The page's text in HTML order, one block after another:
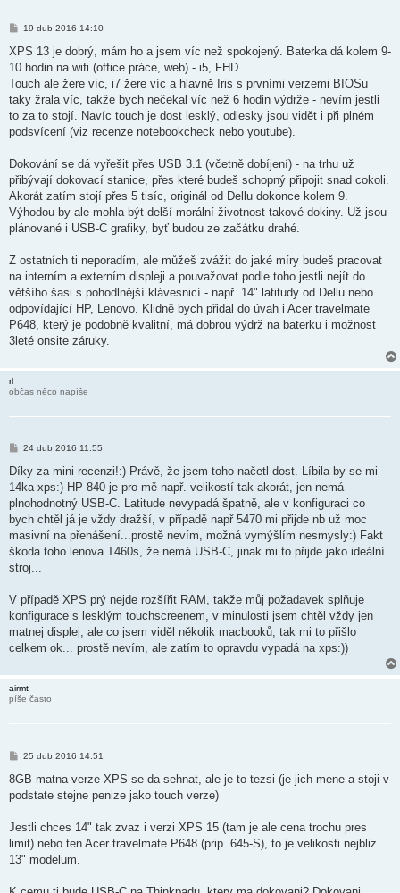
P
í
p
ě
e
k
19 dub 2016 14:10
XPS 13 je dobrý, mám ho a jsem víc než spokojený. Baterka dá kolem 9-
10 hodin na wifi (office práce, web) - i5, FHD.
Touch ale žere víc, i7 žere víc a hlavně Iris s prvními verzemi BIOSu
taky žrala víc, takže bych nečekal víc než 6 hodin výdrže - nevím jestli
to za to stojí. Navíc touch je dost lesklý, odlesky jsou vidět i při plném
podsvícení (viz recenze notebookcheck nebo youtube).
Dokování se dá vyřešit přes USB 3.1 (včetně dobíjení) - na trhu už
přibývají dokovací stanice, přes které budeš schopný připojit snad cokoli.
Akorát zatím stojí přes 5 tisíc, originál od Dellu dokonce kolem 9.
Výhodou by ale mohla být delší morální životnost takové dokiny. Už jsou
plánované i USB-C grafiky, byť budou ze začátku drahé.
Z ostatních ti neporadím, ale můžeš zvážit do jaké míry budeš pracovat
na interním a externím displeji a pouvažovat podle toho jestli nejít do
většího šasi s pohodlnější klávesnicí - např. 14" latitudy od Dellu nebo
odpovídající HP, Lenovo. Klidně bych přidal do úvah i Acer travelmate
P648, který je podobně kvalitní, má dobrou výdrž na baterku i možnost
3leté onsite záruky.
rl
občas něco napíše
P
í
p
ě
e
k
24 dub 2016 11:55
Díky za mini recenzi!:) Právě, že jsem toho načetl dost. Líbila by se mi
14ka xps:) HP 840 je pro mě např. velikostí tak akorát, jen nemá
plnohodnotný USB-C. Latitude nevypadá špatně, ale v konfiguraci co
bych chtěl já je vždy dražší, v případě např 5470 mi přijde nb už moc
masivní na přenášení...prostě nevím, možná vymýšlím nesmysly:) Fakt
škoda toho lenova T460s, že nemá USB-C, jinak mi to přijde jako ideální
stroj...
V případě XPS prý nejde rozšířit RAM, takže můj požadavek splňuje
konfigurace s lesklým touchscreenem, v minulosti jsem chtěl vždy jen
matnej displej, ale co jsem viděl několik macbooků, tak mi to přišlo
celkem ok... prostě nevím, ale zatím to opravdu vypadá na xps:))
airmt
píše často
P
í
p
e
k
25 dub 2016 14:51
8GB matna verze XPS se da sehnat, ale je to tezsi (je jich mene a stoji v
podstate stejne penize jako touch verze)
Jestli chces 14" tak zvaz i verzi XPS 15 (tam je ale cena trochu pres
limit) nebo ten Acer travelmate P648 (prip. 645-S), to je velikosti nejbliz
13" modelum.